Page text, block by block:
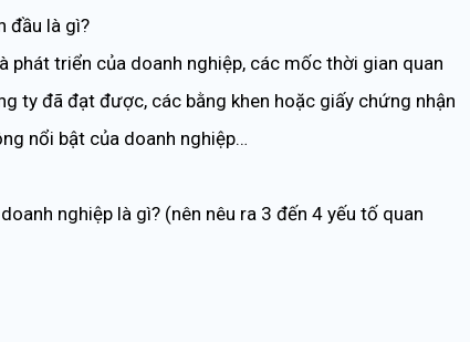
đầu là gì?
phát triển của doanh nghiệp, các mốc thời gian quan
ty đã đạt được, các bằng khen hoặc giấy chứng nhận
nổi bật của doanh nghiệp…
nghiệp là gì? (nên nêu ra 3 đến 4 yếu tố quan